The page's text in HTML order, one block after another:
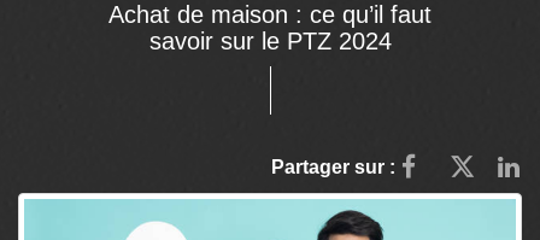
Achat de maison : ce qu’il faut
savoir sur le PTZ 2024
Partager sur :